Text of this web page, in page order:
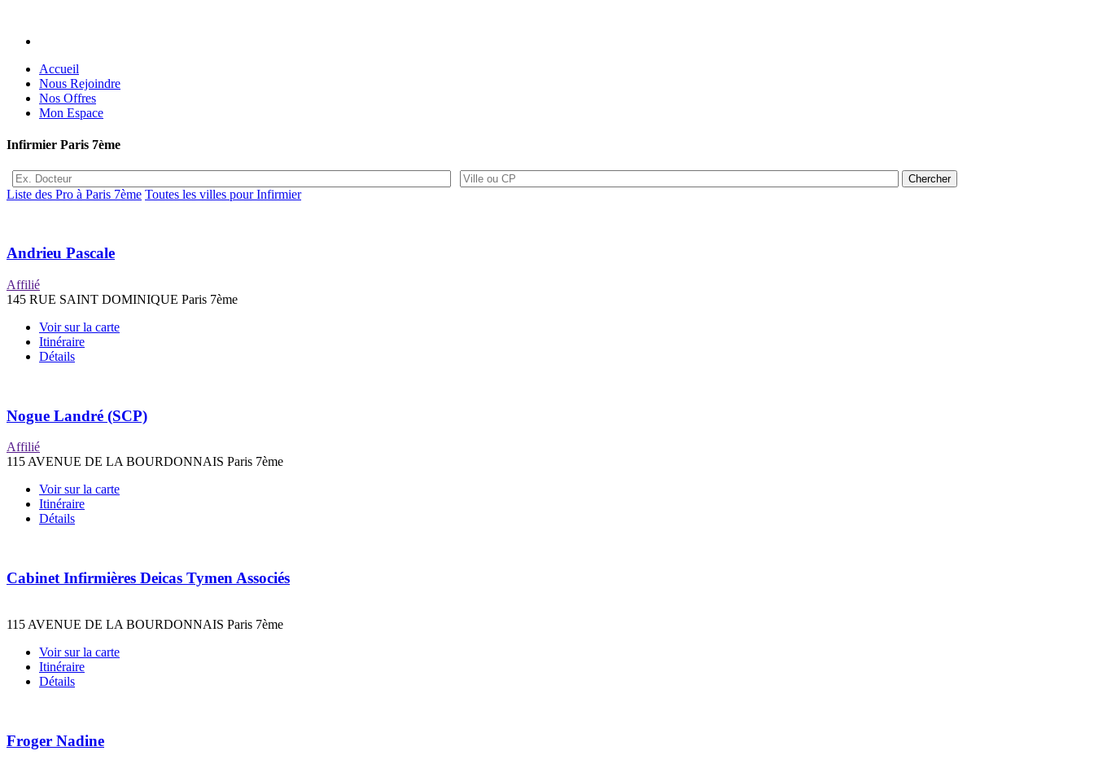
Accueil
Nous Rejoindre
Nos Offres
Mon Espace
Infirmier Paris 7ème
Liste des Pro à Paris 7ème Toutes les villes pour Infirmier
Andrieu Pascale
Affilié
145 RUE SAINT DOMINIQUE Paris 7ème
Voir sur la carte
Itinéraire
Détails
Nogue Landré (SCP)
Affilié
115 AVENUE DE LA BOURDONNAIS Paris 7ème
Voir sur la carte
Itinéraire
Détails
Cabinet Infirmières Deicas Tymen Associés
115 AVENUE DE LA BOURDONNAIS Paris 7ème
Voir sur la carte
Itinéraire
Détails
Froger Nadine